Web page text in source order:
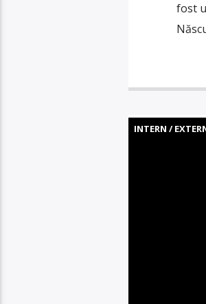
fost
INTERN /